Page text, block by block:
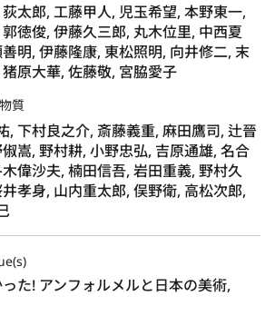
太郎, 工藤甲人, 児玉希望, 本野東一,
徳俊, 伊藤久三郎, 丸木位里, 中西夏
明, 伊藤隆康, 東松照明, 向井修二, 末
原大華, 佐藤敬, 宮脇愛子
質
, 下村良之介, 斎藤義重, 麻田鷹司, 辻晉
嵩, 野村耕, 小野忠弘, 吉原通雄, 名合
偉沙夫, 楠田信吾, 岩田重義, 野村久
孝身, 山内重太郎, 俣野衛, 高松次郎,
た! アンフォルメルと日本の美術,